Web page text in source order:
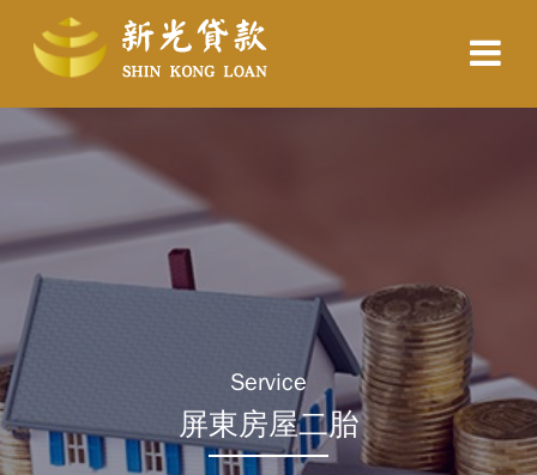
Service
屏東房屋二胎